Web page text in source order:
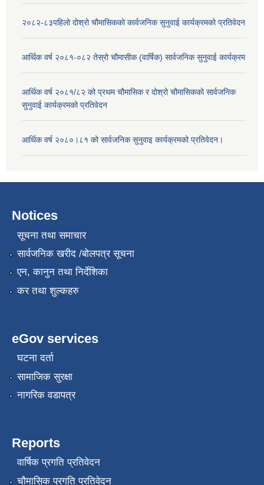
२०८२-८३पहिलो दोश्रो चौमासिकको कार्वजनिक सुनुवाई कार्यक्रमको प्रतिवेदन
आर्थिक वर्ष २०८१-०८२ तेस्रो चौमासीक (वार्षिक) सार्वजनिक सुनुवाई कार्यक्रम
आर्थिक वर्ष २०८१/८२ को प्रथम चौमासिक र दोश्रो चौमासिकको सार्वजनिक
सुनुवाई कार्यक्रमको प्रतिवेदन
आर्थिक वर्ष २०८०।८१ को सार्वजनिक सुनुवाइ कार्यक्रमको प्रतिवेदन।
Notices
सूचना तथा समाचार
सार्वजनिक खरीद /बोलपत्र सूचना
एन, कानुन तथा निर्देशिका
कर तथा शुल्कहरु
eGov services
घटना दर्ता
सामाजिक सुरक्षा
नागरिक वडापत्र
Reports
वार्षिक प्रगति प्रतिवेदन
चौमासिक प्रगति प्रतिवेदन